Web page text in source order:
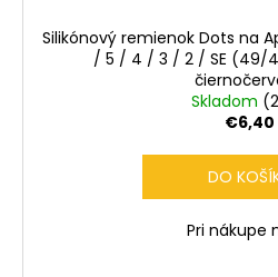
Silikónový remienok Dots na
/ 5 / 4 / 3 / 2 / SE
Skladom
€6,40
DO
Pri nákupe